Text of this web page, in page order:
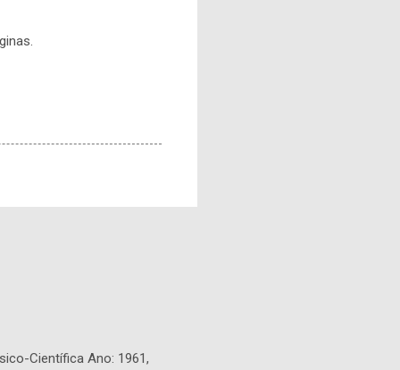
Científica Ano: 1961,